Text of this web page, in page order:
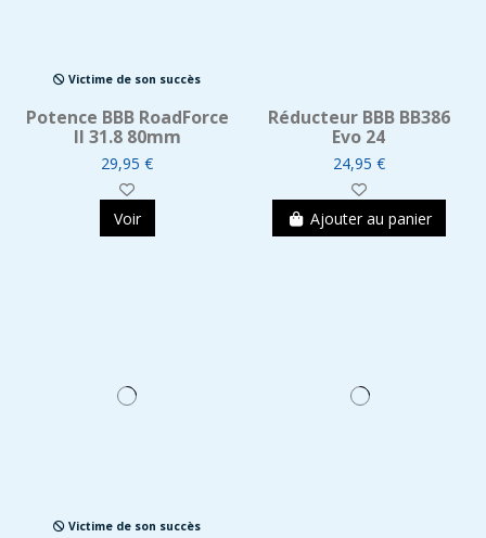
Victime de son succès
Potence BBB RoadForce
II 31.8 80mm
29,95 €
Voir
Réducteur BBB BB386
Evo 24
24,95 €
Ajouter au panier
Victime de son succès